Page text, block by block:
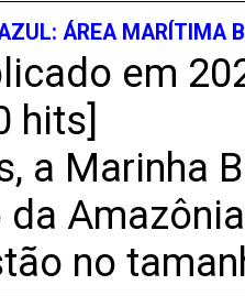
ÁREA MARÍTIMA
em
hits]
a Marinha
no